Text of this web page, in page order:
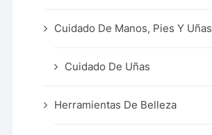
Cuidado De Manos, Pies Y Uñas
Cuidado De Uñas
Herramientas De Belleza